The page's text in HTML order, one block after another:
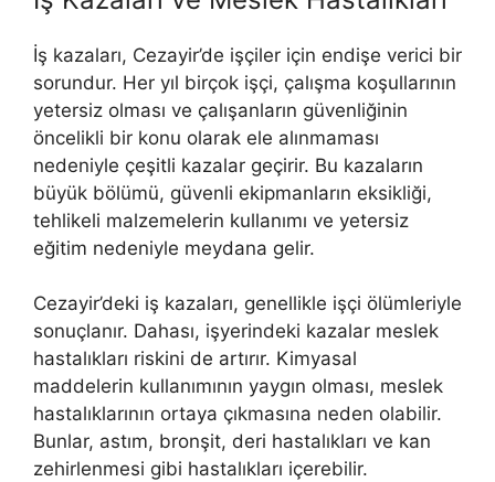
İş kazaları, Cezayir’de işçiler için endişe verici bir
sorundur. Her yıl birçok işçi, çalışma koşullarının
yetersiz olması ve çalışanların güvenliğinin
öncelikli bir konu olarak ele alınmaması
nedeniyle çeşitli kazalar geçirir. Bu kazaların
büyük bölümü, güvenli ekipmanların eksikliği,
tehlikeli malzemelerin kullanımı ve yetersiz
eğitim nedeniyle meydana gelir.
Cezayir’deki iş kazaları, genellikle işçi ölümleriyle
sonuçlanır. Dahası, işyerindeki kazalar meslek
hastalıkları riskini de artırır. Kimyasal
maddelerin kullanımının yaygın olması, meslek
hastalıklarının ortaya çıkmasına neden olabilir.
Bunlar, astım, bronşit, deri hastalıkları ve kan
zehirlenmesi gibi hastalıkları içerebilir.